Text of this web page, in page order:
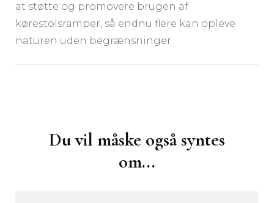
at støtte og promovere brugen af
kørestolsramper, så endnu flere kan opleve
naturen uden begrænsninger.
Du vil måske også syntes
om...